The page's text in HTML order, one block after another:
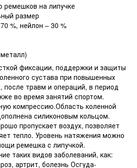
на липучке
размер
%, нейлон – 30 %
фиксации, поддержки и защиты
сустава при повышенных
после травм и операций, в период
во время занятий спортом.
компрессию.Область коленной
силиконовым кольцом.
пропускает воздух, позволяет
тепло. Уровень натяжения можно
ремешка с липучкой.
таких видов заболеваний, как:
артрит, болезнь Осгуда-